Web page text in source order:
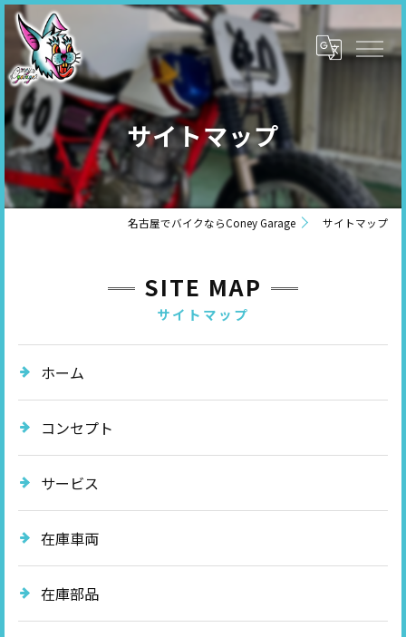
サイトマップ
名古屋でバイクならConey Garage サイトマップ
サイトマップ
SITE MAP
ホーム
コンセプト
サービス
在庫車両
在庫部品